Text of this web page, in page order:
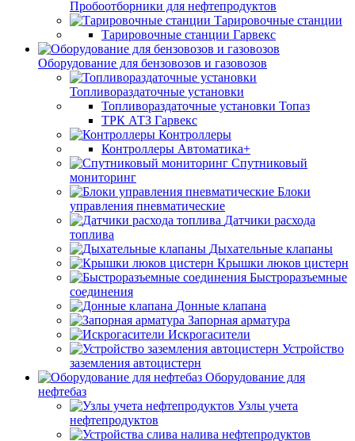
Пробоотборники для нефтепродуктов
Тарировочные станции
Тарировочные станции Гарвекс
Оборудование для бензовозов и газовозов
Топливораздаточные установки
Топливораздаточные установки Топаз
ТРК АТЗ Гарвекс
Контроллеры
Контроллеры Автоматика+
Спутниковый
мониторинг
Блоки
управления пневматические
Датчики расхода
топлива
Дыхательные клапаны
Крышки люков цистерн
Быстроразъемные
соединения
Донные клапана
Запорная арматура
Искрогасители
Устройство
заземления автоцистерн
Оборудование для
нефтебаз
Узлы учета
нефтепродуктов